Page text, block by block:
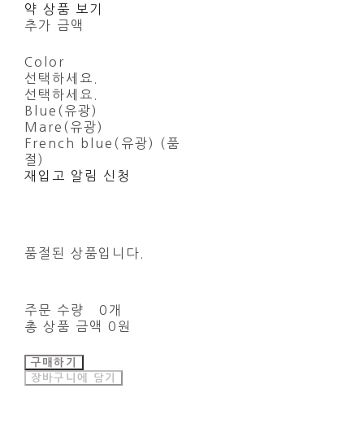
약 상품 보기
추가 금액
Color
선택하세요.
선택하세요.
Blue(유광)
Mare(유광)
French blue(유광) (품
절)
재입고 알림 신청
품절된 상품입니다.
주문 수량
0개
총 상품 금액
0원
구매하기
장바구니에 담기